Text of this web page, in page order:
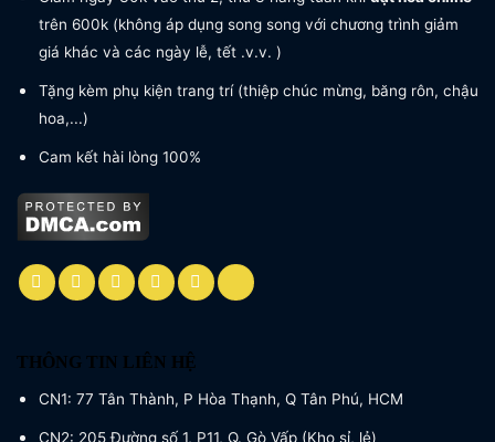
trên 600k (không áp dụng song song với chương trình giảm
giá khác và các ngày lễ, tết .v.v. )
Tặng kèm phụ kiện trang trí (thiệp chúc mừng, băng rôn, chậu
hoa,...)
Cam kết hài lòng 100%
THÔNG TIN LIÊN HỆ
CN1: 77 Tân Thành, P Hòa Thạnh, Q Tân Phú, HCM
CN2: 205 Đường số 1, P11, Q. Gò Vấp (Kho sỉ, lẻ)